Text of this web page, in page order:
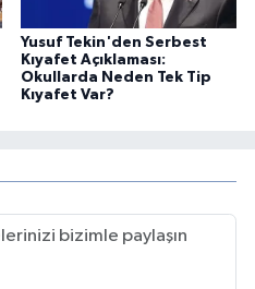
Yusuf Tekin'den Serbest
Kıyafet Açıklaması:
Okullarda Neden Tek Tip
Kıyafet Var?